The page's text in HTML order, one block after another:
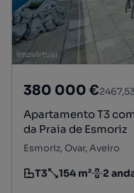
380 000 €
Apartamento T3
da Praia de Esmoriz
Esmoriz, Ovar, Aveiro
Tipologia
T3
Preço por metro
154 m²
Andar 2